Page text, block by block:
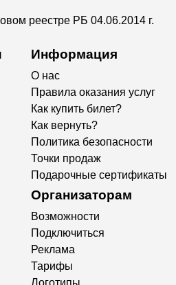
реестре РБ 04.06.2014 г.
Информация
О нас
Правила оказания услуг
Как купить билет?
Как вернуть?
Политика безопасности
Точки продаж
Подарочные сертификаты
Организаторам
Возможности
Подключиться
Реклама
Тарифы